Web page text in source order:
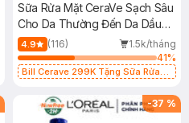
Sữa Rửa Mặt CeraVe Sạch Sâu
Cho Da Thường Đến Da Dầu
473ml
4.9 (116)
1.5k/tháng
41%
Bill Cerave 299K Tặng Sữa Rửa
-37 %